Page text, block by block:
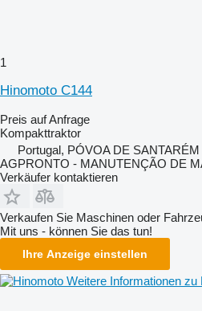
1
Hinomoto C144
Preis auf Anfrage
Kompakttraktor
Portugal, PÓVOA DE SANTARÉM
AGPRONTO - MANUTENÇÃO DE
Verkäufer kontaktieren
Verkaufen Sie Maschinen oder
Mit uns - können Sie das tun!
Ihre Anzeige einstellen
Weitere Informationen zu